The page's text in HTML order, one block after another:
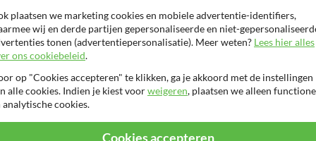
op reflecterende folie Anti-graffiti laminaat 99%
plaatsen we marketing cookies en mobiele advertentie-identifiers,
wij en derde partijen gepersonaliseerde en niet-
tonen (advertentiepersonalisatie). Meer weten? Lees hier alles
ons cookiebeleid.
op "Cookies accepteren" te klikken, ga je akkoord met de instellingen
alle cookies. Indien je kiest voorweigeren, plaatsen we alleen
analytische cookies.
Cookies accepteren